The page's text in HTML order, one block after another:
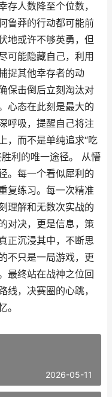
存人数降至个位数，
鲁莽的行动都可能前
地或许不够英勇，但
可能隐藏自己，利用
捉其他幸存者的动
保击倒后立刻淘汰对
心态在此刻是最大的
呼吸，提醒自己将注
，而不是单纯追求“吃
利的唯一途径。 从懵
。每一个看似犀利的
复练习。每一次精准
理解和无数次实战的
对决，更是信息，策
正沉浸其中，不断思
不只是一局游戏，更
最终站在战神之位回
线，决赛圈的心跳，
。
2026-05-11